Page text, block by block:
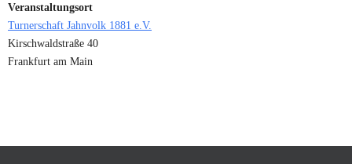
Veranstaltungsort
Turnerschaft Jahnvolk 1881 e.V.
Kirschwaldstraße 40
Frankfurt am Main